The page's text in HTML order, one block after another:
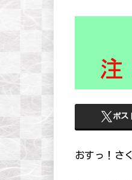
ポス
おすっ！さ